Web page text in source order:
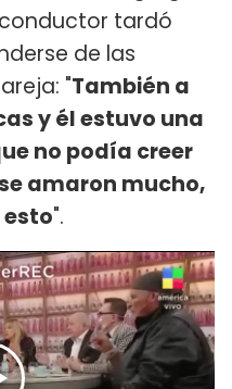
tardó
de las
"También a
y él estuvo una
no podía creer
amaron mucho,
".